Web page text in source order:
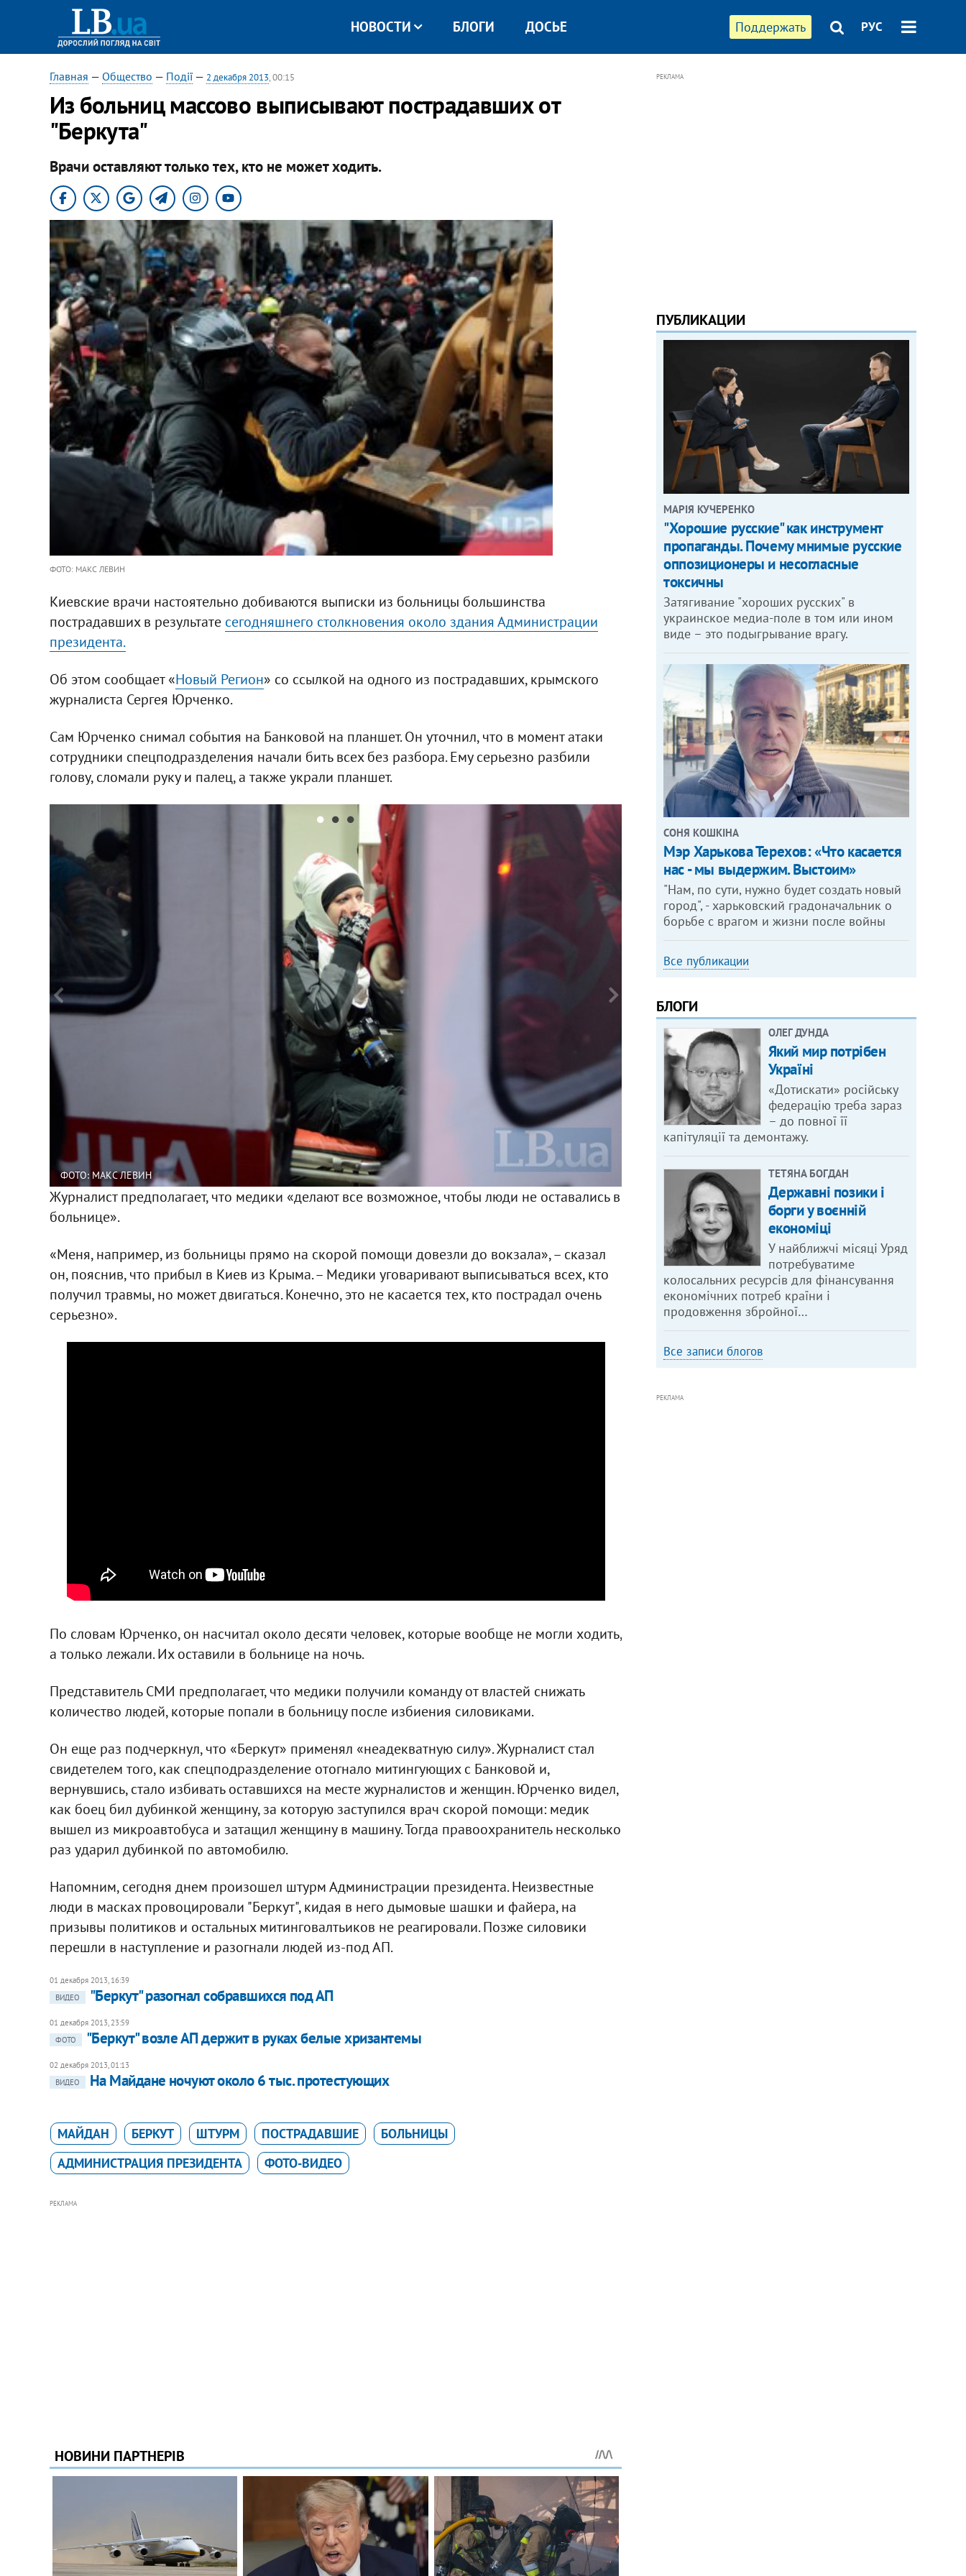
Поддержать РУС
НОВОСТИ БЛОГИ ДОСЬЕ
Главная — Общество — Події— 2 декабря 2013, 00:15
Из больниц массово выписывают пострадавших от
"Беркута"
Врачи оставляют только тех, кто не может ходить.
ФОТО: МАКС ЛЕВИН
Киевские врачи настоятельно добиваются выписки из больницы большинства
пострадавших в результате сегодняшнего столкновения около здания Администрации
президента.
Об этом сообщает «Новый Регион» со ссылкой на одного из пострадавших, крымского
журналиста Сергея Юрченко.
Сам Юрченко снимал события на Банковой на планшет. Он уточнил, что в момент атаки
сотрудники спецподразделения начали бить всех без разбора. Ему серьезно разбили
голову, сломали руку и палец, а также украли планшет.
ФОТО: МАКС ЛЕВИН ФОТО: МАКС ЛЕВИН
Журналист предполагает, что медики «делают все возможное, чтобы люди не оставались в
больнице».
«Меня, например, из больницы прямо на скорой помощи довезли до вокзала», – сказал
он, пояснив, что прибыл в Киев из Крыма. – Медики уговаривают выписываться всех, кто
получил травмы, но может двигаться. Конечно, это не касается тех, кто пострадал очень
серьезно».
По словам Юрченко, он насчитал около десяти человек, которые вообще не могли ходить,
а только лежали. Их оставили в больнице на ночь.
Представитель СМИ предполагает, что медики получили команду от властей снижать
количество людей, которые попали в больницу после избиения силовиками.
Он еще раз подчеркнул, что «Беркут» применял «неадекватную силу». Журналист стал
свидетелем того, как спецподразделение отогнало митингующих с Банковой и,
вернувшись, стало избивать оставшихся на месте журналистов и женщин. Юрченко видел,
как боец бил дубинкой женщину, за которую заступился врач скорой помощи: медик
вышел из микроавтобуса и затащил женщину в машину. Тогда правоохранитель несколько
раз ударил дубинкой по автомобилю.
Напомним, сегодня днем произошел штурм Администрации президента. Неизвестные
люди в масках провоцировали "Беркут", кидая в него дымовые шашки и файера, на
призывы политиков и остальных митинговалтьиков не реагировали. Позже силовики
перешли в наступление и разогнали людей из-под АП.
01 декабря 2013, 16:39
ВИДЕО
"Беркут" разогнал собравшихся под АП
01 декабря 2013, 23:59
ФОТО
"Беркут" возле АП держит в руках белые хризантемы
02 декабря 2013, 01:13
ВИДЕО
На Майдане ночуют около 6 тыс. протестующих
МАЙДАН БЕРКУТ ШТУРМ ПОСТРАДАВШИЕ
БОЛЬНИЦЫ
АДМИНИСТРАЦИЯ ПРЕЗИДЕНТА
ФОТО-ВИДЕО
РЕКЛАМА
РЕКЛАМА
ПУБЛИКАЦИИ
МАРІЯ КУЧЕРЕНКО
"Хорошие русские" как инструмент
пропаганды. Почему мнимые русские
оппозиционеры и несогласные
токсичны
Затягивание "хороших русских" в
украинское медиа-поле в том или ином
виде – это подыгрывание врагу.
СОНЯ КОШКІНА
Мэр Харькова Терехов: «Что касается
нас - мы выдержим. Выстоим»
"Нам, по сути, нужно будет создать новый
город", - харьковский градоначальник о
борьбе с врагом и жизни после войны
Все публикации
БЛОГИ
ОЛЕГ ДУНДА
Який мир потрібен
Україні
«Дотискати» російську
федерацію треба зараз
– до повної її
капітуляції та демонтажу.
ТЕТЯНА БОГДАН
Державні позики і
борги у воєнній
економіці
У найближчі місяці Уряд
потребуватиме
колосальних ресурсів для фінансування
економічних потреб країни і
продовження збройної…
Все записи блогов
РЕКЛАМА